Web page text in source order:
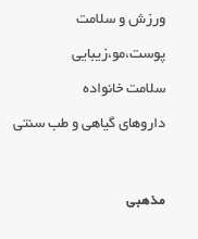
ورزش و سلامت
پوست،مو،زیبایی
سلامت خانواده
داروهای گیاهی و طب سنتی
مذهبی